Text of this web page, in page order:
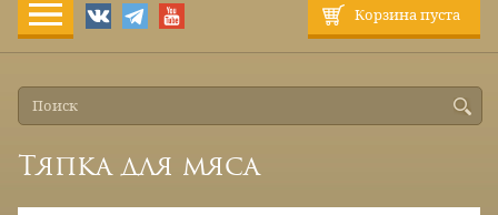
Корзина пуста
Тяпка для мяса